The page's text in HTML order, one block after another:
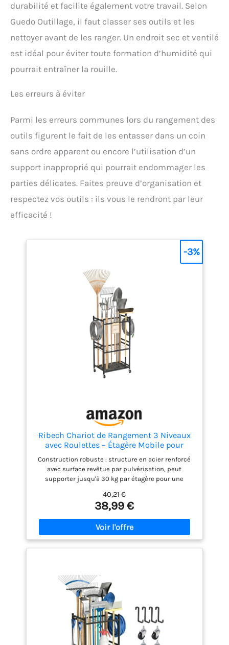
durabilité et facilite également votre travail. Selon
Guedo Outillage, il faut classer ses outils et les
nettoyer avant de les ranger. Un endroit sec et ventilé
est idéal pour éviter toute formation d’humidité qui
pourrait entraîner la rouille.
Les erreurs à éviter
Parmi les erreurs communes lors du rangement des
outils figurent le fait de les entasser dans un coin
sans ordre apparent ou encore l’utilisation d’un
support inapproprié qui pourrait endommager les
parties délicates. Faites preuve d’organisation et
respectez vos outils : ils vous le rendront par leur
efficacité !
Ribech Chariot de Rangement 3 Niveaux
avec Roulettes – Étagère Mobile pour
Outils, Jardin, Cuisine & Garage, en Métal,
Noir
Construction robuste : structure en acier renforcé
avec surface revêtue par pulvérisation, peut
supporter jusqu'à 30 kg par étagère pour une
Rangement polyvalent : 35 emplacements de
rangement pour outils de jardin à long manche
plus 3 crochets mobiles pour accessoires
supplémentaires Solution mobile : les roulettes
pivotantes à 360° permettent une manœuvre facile,
en option avec pieds de nivellement pour un
organisation optimale des râteaux, pelles, râteaux
et autres outils de jardin Dimensions compactes :
43 cm de large, 30 cm de profondeur et 79,4 cm de
haut, idéal pour le garage, l'abri de jardin ou le
jardin
40,21 €
38,99 €
-3%